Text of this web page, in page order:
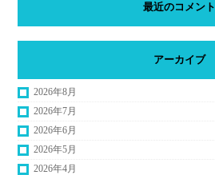
最近のコメント
アーカイブ
2026年8月
2026年7月
2026年6月
2026年5月
2026年4月